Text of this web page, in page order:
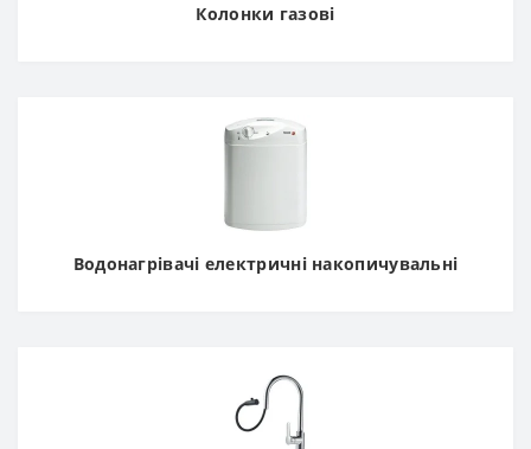
Колонки газові
Водонагрівачі електричні накопичувальні